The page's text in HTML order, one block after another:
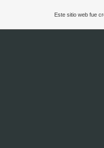
Este sitio web fue